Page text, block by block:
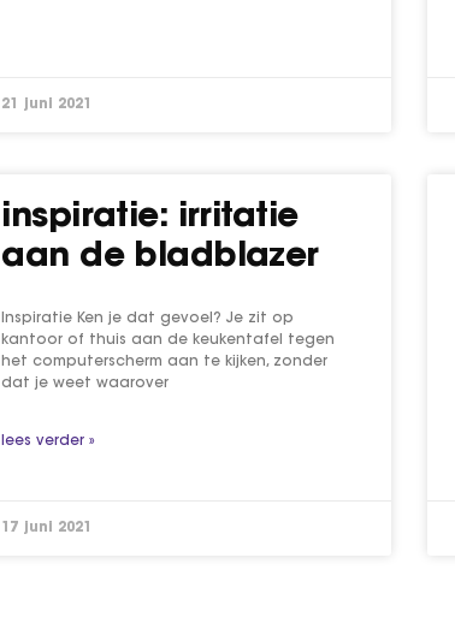
21 juni 2021
inspiratie: irritatie
aan de bladblazer
Inspiratie Ken je dat gevoel? Je zit op
kantoor of thuis aan de keukentafel tegen
het computerscherm aan te kijken, zonder
dat je weet waarover
lees verder »
17 juni 2021